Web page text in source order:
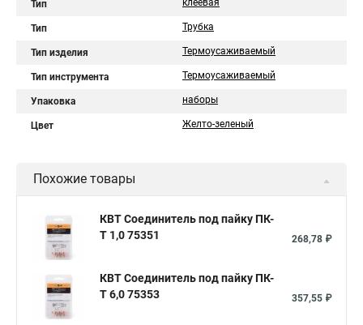
Тип клеевая
Тип Трубка
Тип изделия Термоусаживаемый
Тип инструмента Термоусаживаемый
Упаковка наборы
Цвет Желто-зеленый
Похожие товары
КВТ Соединитель под пайку ПК-
Т 1,0 75351
268,78 ₽
КВТ Соединитель под пайку ПК-
Т 6,0 75353
357,55 ₽